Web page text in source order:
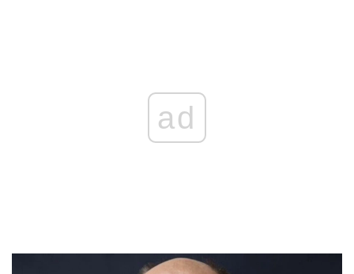
ad